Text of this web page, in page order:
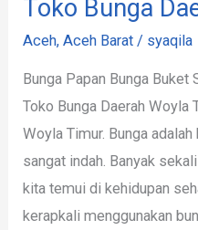
Toko Bunga
Aceh,Aceh Barat / syaqila
Bunga Papan Bunga
Toko Bunga Daerah Woyla
Woyla Timur. Bunga
sangat indah. Banyak
kita temui di kehidupan
kerapkali menggunakan